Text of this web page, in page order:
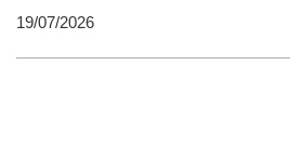
19/07/2026